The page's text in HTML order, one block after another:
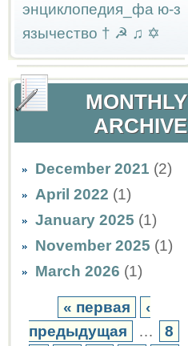
энциклопедия_фа ю-з
язычество † ☭ ♫ ✡
MONTHLY
ARCHIVE
December 2021 (2)
April 2022 (1)
January 2025 (1)
November 2025 (1)
March 2026 (1)
« первая
‹
предыдущая
…
8